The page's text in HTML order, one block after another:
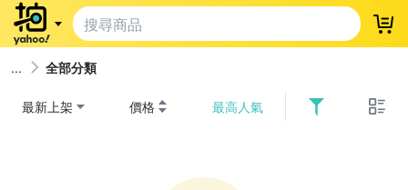
登
全部分類
最新上架 價格 最高人氣